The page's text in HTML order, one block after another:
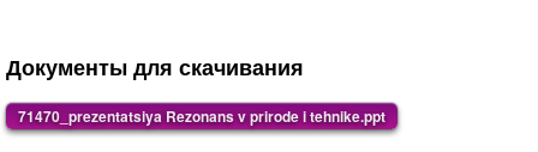
Документы для скачивания
71470_prezentatsiya Rezonans v prirode i tehnike.ppt